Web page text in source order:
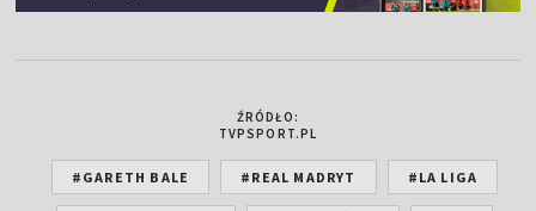
ŹRÓDŁO:
TVPSPORT.PL
#GARETH BALE #REAL MADRYT #LA LIGA